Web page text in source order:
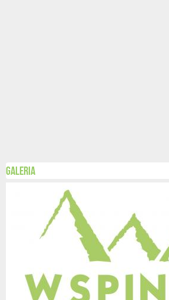
Galeria